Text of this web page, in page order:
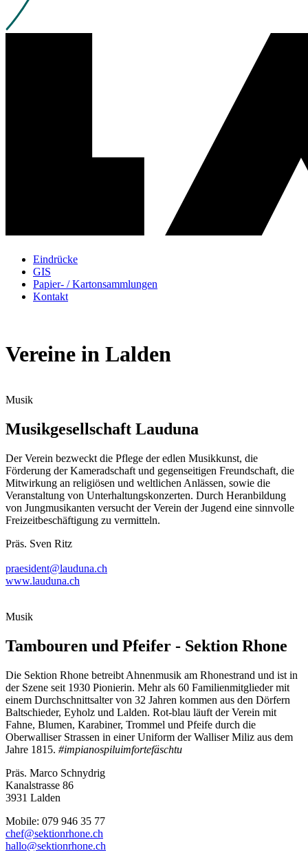
Eindrücke
GIS
Papier- / Kartonsammlungen
Kontakt
Vereine in Lalden
Musik
Musikgesellschaft Lauduna
Der Verein bezweckt die Pflege der edlen Musikkunst, die
Förderung der Kameradschaft und gegenseitigen Freundschaft, die
Mitwirkung an religiösen und weltlichen Anlässen, sowie die
Veranstaltung von Unterhaltungskonzerten. Durch Heranbildung
von Jungmusikanten versucht der Verein der Jugend eine sinnvolle
Freizeitbeschäftigung zu vermitteln.
Präs. Sven Ritz
praesident@lauduna.ch
www.lauduna.ch
Musik
Tambouren und Pfeifer - Sektion Rhone
Die Sektion Rhone betreibt Ahnenmusik am Rhonestrand und ist in
der Szene seit 1930 Pionierin. Mehr als 60 Familienmitglieder mit
einem Durchschnittsalter von 32 Jahren kommen aus den Dörfern
Baltschieder, Eyholz und Lalden. Rot-blau läuft der Verein mit
Fahne, Blumen, Karabiner, Trommel und Pfeife durch die
Oberwalliser Strassen in einer Uniform der Walliser Miliz aus dem
Jahre 1815. #impianospiluimfortefäschtu
Präs. Marco Schnydrig
Kanalstrasse 86
3931 Lalden
Mobile: 079 946 35 77
chef@sektionrhone.ch
hallo@sektionrhone.ch